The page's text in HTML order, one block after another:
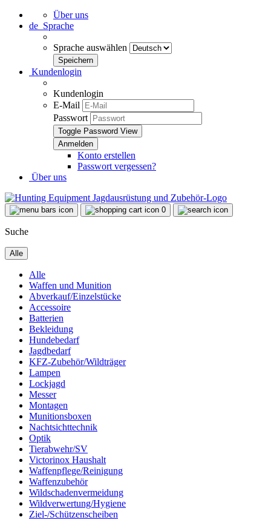
Über uns
de Sprache
Sprache auswählen
Kundenlogin
Kundenlogin
E-Mail
Passwort
Toggle Password View
Konto erstellen
Passwort vergessen?
Über uns
0
Suche
Alle
Alle
Waffen und Munition
Abverkauf/Einzelstücke
Accessoire
Batterien
Bekleidung
Hundebedarf
Jagdbedarf
KFZ-Zubehör/Wildträger
Lampen
Lockjagd
Messer
Montagen
Munitionsboxen
Nachtsichttechnik
Optik
Tierabwehr/SV
Victorinox Haushalt
Waffenpflege/Reinigung
Waffenzubehör
Wildschadenvermeidung
Wildverwertung/Hygiene
Ziel-/Schützenscheiben